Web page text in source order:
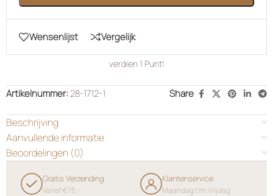
Wensenlijst Vergelijk
verdien 1 Punt!
Artikelnummer:28-1712-1 Share
Beschrijving
Aanvullende informatie
Beoordelingen (0)
Gratis Verzending
Vanaf €75,-
Klantenservice
Maandag t/m Vrijdag